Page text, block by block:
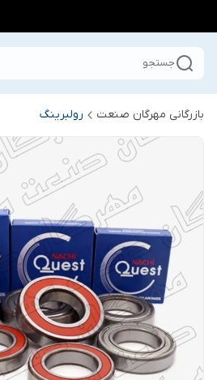
جستجو
بازرگانی مهرگان صنعت رولبرینگ